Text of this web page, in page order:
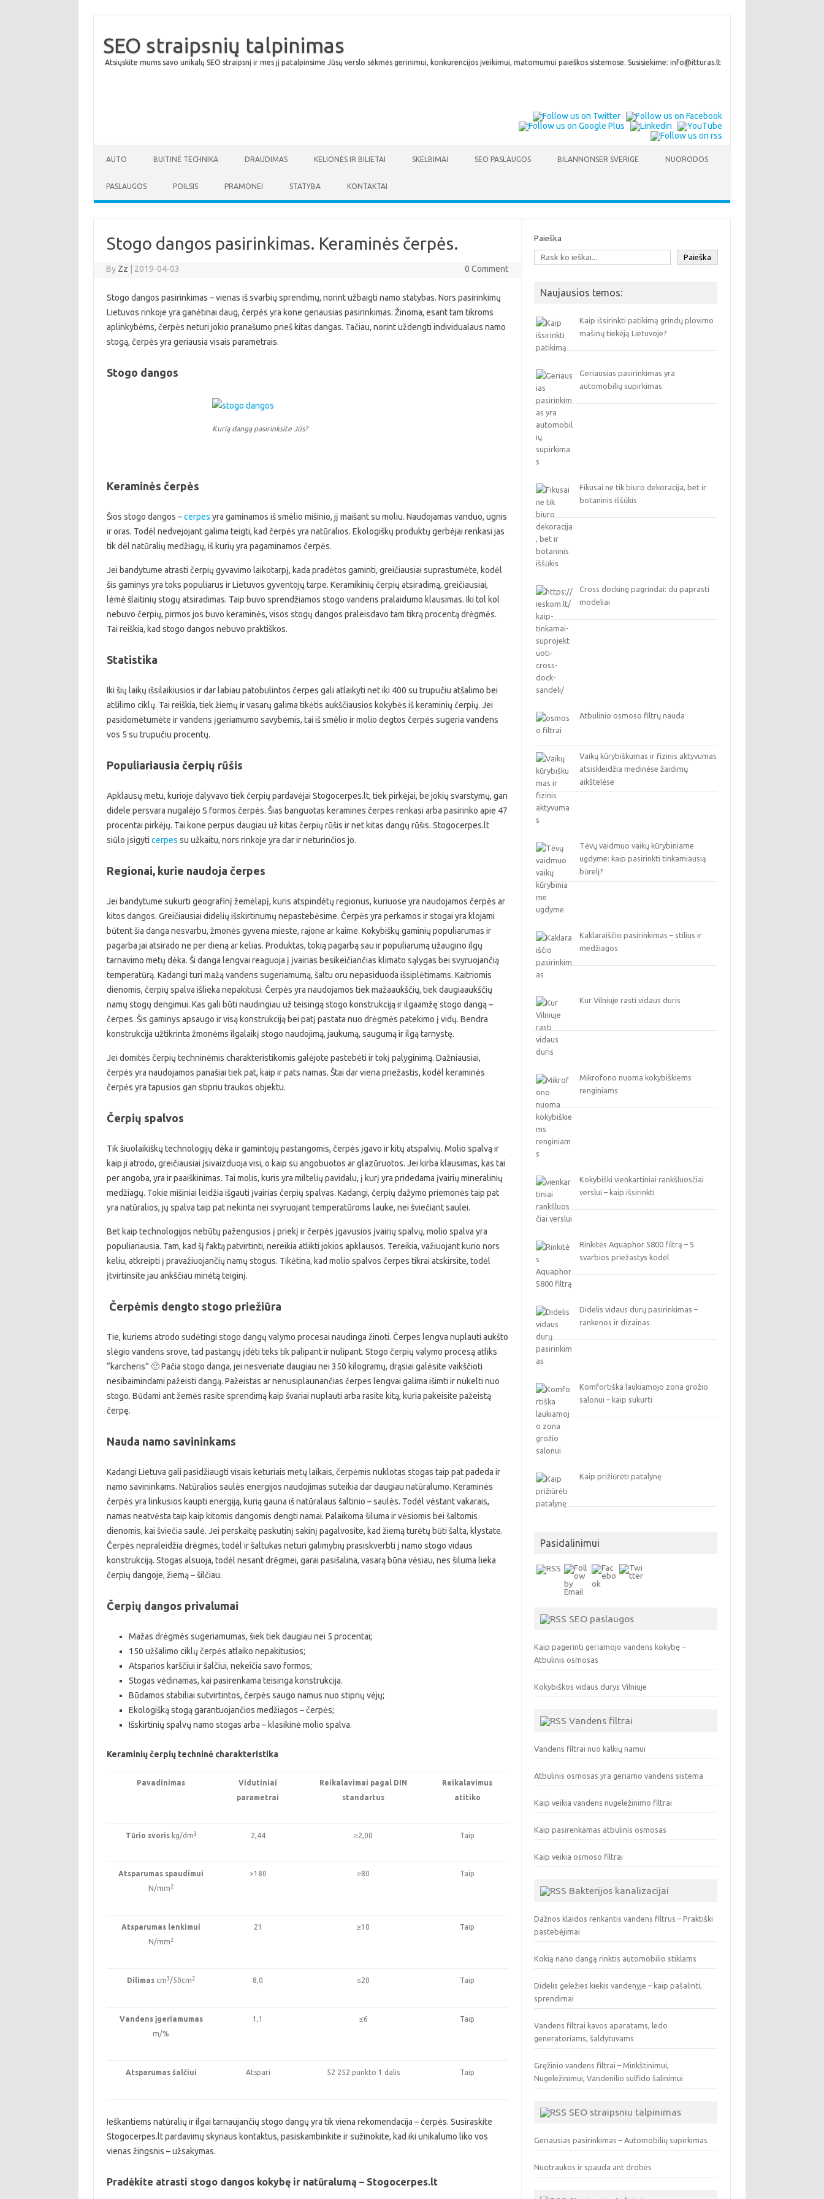
SEO straipsnių talpinimas
Atsiųskite mums savo unikalų SEO straipsnį ir mes jį patalpinsime Jūsų verslo sėkmės gerinimui, konkurencijos įveikimui, matomumui paieškos sistemose. Susisiekime: info@itturas.lt
AUTO BUITINĖ TECHNIKA DRAUDIMAS KELIONĖS IR BILIETAI SKELBIMAI SEO PASLAUGOS BILANNONSER SVERIGE NUORODOS
PASLAUGOS POILSIS PRAMONEI STATYBA KONTAKTAI
Stogo dangos pasirinkimas. Keraminės čerpės.
By Zz 2019-04-03 0 Comment
Stogo dangos pasirinkimas – vienas iš svarbių sprendimų, norint užbaigti namo statybas. Nors pasirinkimų
Lietuvos rinkoje yra ganėtinai daug, čerpės yra kone geriausias pasirinkimas. Žinoma, esant tam tikroms
aplinkybėms, čerpės neturi jokio pranašumo prieš kitas dangas. Tačiau, norint uždengti individualaus namo
stogą, čerpės yra geriausia visais parametrais.
Stogo dangos
Kurią dangą pasirinksite Jūs?
Keraminės čerpės
Šios stogo dangos –cerpes yra gaminamos iš smėlio mišinio, jį maišant su moliu. Naudojamas vanduo, ugnis
ir oras. Todėl nedvejojant galima teigti, kad čerpės yra natūralios. Ekologiškų produktų gerbėjai renkasi jas
tik dėl natūralių medžiagų, iš kurių yra pagaminamos čerpės.
Jei bandytume atrasti čerpių gyvavimo laikotarpį, kada pradėtos gaminti, greičiausiai suprastumėte, kodėl
šis gaminys yra toks populiarus ir Lietuvos gyventojų tarpe. Keramikinių čerpių atsiradimą, greičiausiai,
lėmė šlaitinių stogų atsiradimas. Taip buvo sprendžiamos stogo vandens pralaidumo klausimas. Iki tol kol
nebuvo čerpių, pirmos jos buvo keraminės, visos stogų dangos praleisdavo tam tikrą procentą drėgmės.
Tai reiškia, kad stogo dangos nebuvo praktiškos.
Statistika
Iki šių laikų išsilaikiusios ir dar labiau patobulintos čerpes gali atlaikyti net iki 400 su trupučiu atšalimo bei
atšilimo ciklų. Tai reiškia, tiek žiemų ir vasarų galima tikėtis aukščiausios kokybės iš keraminių čerpių. Jei
pasidomėtumėte ir vandens įgeriamumo savybėmis, tai iš smėlio ir molio degtos čerpės sugeria vandens
vos 5 su trupučiu procentų.
Populiariausia čerpių rūšis
Apklausų metu, kurioje dalyvavo tiek čerpių pardavėjai Stogocerpes.lt, tiek pirkėjai, be jokių svarstymų, gan
didele persvara nugalėjo S formos čerpės. Šias banguotas keramines čerpes renkasi arba pasirinko apie 47
procentai pirkėjų. Tai kone perpus daugiau už kitas čerpių rūšis ir net kitas dangų rūšis. Stogocerpes.lt
siūlo įsigyti cerpes su užkaitu, nors rinkoje yra dar ir neturinčios jo.
Regionai, kurie naudoja čerpes
Jei bandytume sukurti geografinį žemėlapį, kuris atspindėtų regionus, kuriuose yra naudojamos čerpės ar
kitos dangos. Greičiausiai didelių išskirtinumų nepastebėsime. Čerpės yra perkamos ir stogai yra klojami
būtent šia danga nesvarbu, žmonės gyvena mieste, rajone ar kaime. Kokybiškų gaminių populiarumas ir
pagarba jai atsirado ne per dieną ar kelias. Produktas, tokią pagarbą sau ir populiarumą užaugino ilgų
tarnavimo metų dėka. Ši danga lengvai reaguoja į įvairias besikeičiančias klimato sąlygas bei svyruojančią
temperatūrą. Kadangi turi mažą vandens sugeriamumą, šaltu oru nepasiduoda išsiplėtimams. Kaitriomis
dienomis, čerpių spalva išlieka nepakitusi. Čerpės yra naudojamos tiek mažaaukščių, tiek daugiaaukščių
namų stogų dengimui. Kas gali būti naudingiau už teisingą stogo konstrukciją ir ilgaamžę stogo dangą –
čerpes. Šis gaminys apsaugo ir visą konstrukciją bei patį pastata nuo drėgmės patekimo į vidų. Bendra
konstrukcija užtikrinta žmonėms ilgalaikį stogo naudojimą, jaukumą, saugumą ir ilgą tarnystę.
Jei domitės čerpių techninėmis charakteristikomis galėjote pastebėti ir tokį palyginimą. Dažniausiai,
čerpės yra naudojamos panašiai tiek pat, kaip ir pats namas. Štai dar viena priežastis, kodėl keraminės
čerpės yra tapusios gan stipriu traukos objektu.
Čerpių spalvos
Tik šiuolaikiškų technologijų dėka ir gamintojų pastangomis, čerpės įgavo ir kitų atspalvių. Molio spalvą ir
kaip ji atrodo, greičiausiai įsivaizduoja visi, o kaip su angobuotos ar glazūruotos. Jei kirba klausimas, kas tai
per angoba, yra ir paaiškinimas. Tai molis, kuris yra miltelių pavidalu, į kurį yra pridedama įvairių mineralinių
medžiagų. Tokie mišiniai leidžia išgauti įvairias čerpių spalvas. Kadangi, čerpių dažymo priemonės taip pat
yra natūralios, jų spalva taip pat nekinta nei svyruojant temperatūroms lauke, nei šviečiant saulei.
Bet kaip technologijos nebūtų pažengusios į priekį ir čerpės įgavusios įvairių spalvų, molio spalva yra
populiariausia. Tam, kad šį faktą patvirtinti, nereikia atlikti jokios apklausos. Tereikia, važiuojant kurio nors
keliu, atkreipti į pravažiuojančių namų stogus. Tikėtina, kad molio spalvos čerpes tikrai atskirsite, todėl
įtvirtinsite jau ankščiau minėtą teiginį.
Čerpėmis dengto stogo priežiūra
Tie, kuriems atrodo sudėtingi stogo dangų valymo procesai naudinga žinoti. Čerpes lengva nuplauti aukšto
slėgio vandens srove, tad pastangų įdėti teks tik palipant ir nulipant. Stogo čerpių valymo procesą atliks
“karcheris” 🙂 Pačia stogo danga, jei nesveriate daugiau nei 350 kilogramų, drąsiai galėsite vaikščioti
nesibaimindami pažeisti dangą. Pažeistas ar nenusiplaunančias čerpes lengvai galima išimti ir nukelti nuo
stogo. Būdami ant žemės rasite sprendimą kaip švariai nuplauti arba rasite kitą, kuria pakeisite pažeistą
čerpę.
Nauda namo savininkams
Kadangi Lietuva gali pasidžiaugti visais keturiais metų laikais, čerpėmis nuklotas stogas taip pat padeda ir
namo savininkams. Natūralios saulės energijos naudojimas suteikia dar daugiau natūralumo. Keraminės
čerpės yra linkusios kaupti energiją, kurią gauna iš natūralaus šaltinio – saulės. Todėl vėstant vakarais,
namas neatvėsta taip kaip kitomis dangomis dengti namai. Palaikoma šiluma ir vėsiomis bei šaltomis
dienomis, kai šviečia saulė. Jei perskaitę paskutinį sakinį pagalvosite, kad žiemą turėtų būti šalta, klystate.
Čerpės nepraleidžia drėgmės, todėl ir šaltukas neturi galimybių prasiskverbti į namo stogo vidaus
konstrukciją. Stogas alsuoja, todėl nesant drėgmei, garai pasišalina, vasarą būna vėsiau, nes šiluma lieka
čerpių dangoje, žiemą – šilčiau.
Čerpių dangos privalumai
Mažas drėgmės sugeriamumas, šiek tiek daugiau nei 5 procentai;
150 užšalimo ciklų čerpės atlaiko nepakitusios;
Atsparios karščiui ir šalčiui, nekeičia savo formos;
Stogas vėdinamas, kai pasirenkama teisinga konstrukcija.
Būdamos stabiliai sutvirtintos, čerpės saugo namus nuo stiprių vėjų;
Ekologišką stogą garantuojančios medžiagos – čerpės;
Išskirtinių spalvų namo stogas arba – klasikinė molio spalva.
Keraminių čerpių techninė charakteristika
Pavadinimas
Vidutiniai
parametrai
Reikalavimai pagal DIN
standartus
Reikalavimus
atitiko
Tūrio svoriskg/dm3 2,44 ≥2,00 Taip
Atsparumas spaudimui
N/mm 2
>180 ≥80 Taip
Atsparumas lenkimui
N/mm 2
21 ≥10 Taip
Dilimas cm3 /50cm 2 8,0 ≤20 Taip
Vandens įgeriamumas
m/%
1,1 ≤6 Taip
Atsparumas šalčiui Atspari 52 252 punkto 1 dalis Taip
Ieškantiems natūralių ir ilgai tarnaujančių stogo dangų yra tik viena rekomendacija – čerpės. Susiraskite
Stogocerpes.lt pardavimų skyriaus kontaktus, pasiskambinkite ir sužinokite, kad iki unikalumo liko vos
vienas žingsnis – užsakymas.
Pradėkite atrasti stogo dangos kokybę ir natūralumą – Stogocerpes.lt
Paieška
Paieška
Naujausios temos:
Kaip išsirinkti patikimą grindų plovimo
mašinų tiekėją Lietuvoje?
Geriausias pasirinkimas yra
automobilių supirkimas
Fikusai ne tik biuro dekoracija, bet ir
botaninis iššūkis
Cross docking pagrindai: du paprasti
modeliai
Atbulinio osmoso filtrų nauda
Vaikų kūrybiškumas ir fizinis aktyvumas
atsiskleidžia medinėse žaidimų
aikštelėse
Tėvų vaidmuo vaikų kūrybiniame
ugdyme: kaip pasirinkti tinkamiausią
būrelį?
Kaklaraiščio pasirinkimas – stilius ir
medžiagos
Kur Vilniuje rasti vidaus duris
Mikrofono nuoma kokybiškiems
renginiams
Kokybiški vienkartiniai rankšluosčiai
verslui – kaip išsirinkti
Rinkitės Aquaphor S800 filtrą – 5
svarbios priežastys kodėl
Didelis vidaus durų pasirinkimas –
rankenos ir dizainas
Komfortiška laukiamojo zona grožio
salonui – kaip sukurti
Kaip prižiūrėti patalynę
Pasidalinimui
SEO paslaugos
Kaip pagerinti geriamojo vandens kokybę –
Atbulinis osmosas
Kokybiškos vidaus durys Vilniuje
Vandens filtrai
Vandens filtrai nuo kalkių namui
Atbulinis osmosas yra geriamo vandens sistema
Kaip veikia vandens nugeležinimo filtrai
Kaip pasirenkamas atbulinis osmosas
Kaip veikia osmoso filtrai
Bakterijos kanalizacijai
Dažnos klaidos renkantis vandens filtrus – Praktiški
pastebėjimai
Kokią nano dangą rinktis automobilio stiklams
Didelis geležies kiekis vandenyje – kaip pašalinti,
sprendimai
Vandens filtrai kavos aparatams, ledo
generatoriams, šaldytuvams
Gręžinio vandens filtrai – Minkštinimui,
Nugeležinimui, Vandenilio sulfido šalinimui
SEO straipsniu talpinimas
Geriausias pasirinkimas – Automobilių supirkimas
Nuotraukos ir spauda ant drobės